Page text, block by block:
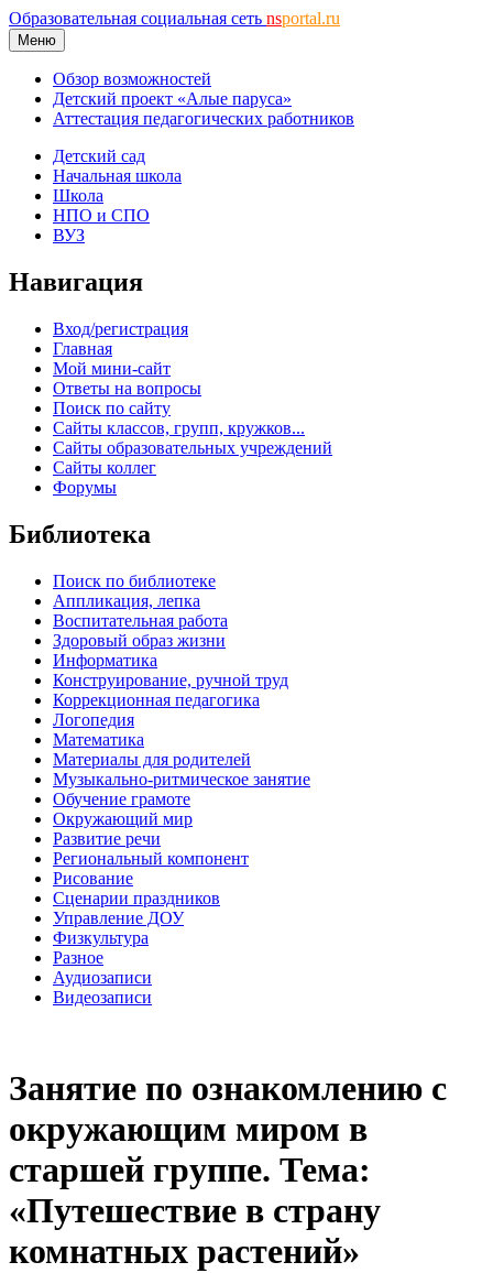
Образовательная социальная сеть nsportal.ru
Меню
Обзор возможностей
Детский проект «Алые паруса»
Аттестация педагогических работников
Детский сад
Начальная школа
Школа
НПО и СПО
ВУЗ
Навигация
Вход/регистрация
Главная
Мой мини-сайт
Ответы на вопросы
Поиск по сайту
Сайты классов, групп, кружков...
Сайты образовательных учреждений
Сайты коллег
Форумы
Библиотека
Поиск по библиотеке
Аппликация, лепка
Воспитательная работа
Здоровый образ жизни
Информатика
Конструирование, ручной труд
Коррекционная педагогика
Логопедия
Математика
Материалы для родителей
Музыкально-ритмическое занятие
Обучение грамоте
Окружающий мир
Развитие речи
Региональный компонент
Рисование
Сценарии праздников
Управление ДОУ
Физкультура
Разное
Аудиозаписи
Видеозаписи
Занятие по ознакомлению с
окружающим миром в
старшей группе. Тема:
«Путешествие в страну
комнатных растений»